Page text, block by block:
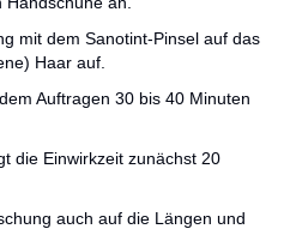
mit dem Sanotint-Pinsel auf das
Haar auf.
Auftragen 30 bis 40 Minuten
die Einwirkzeit zunächst 20
auch auf die Längen und